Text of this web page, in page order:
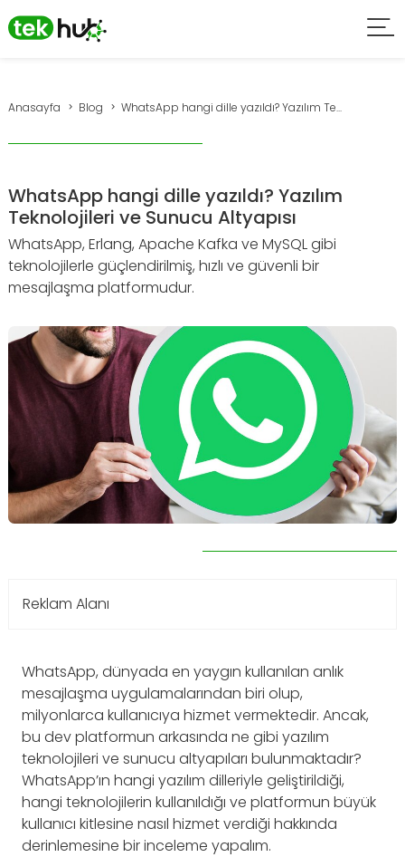
Anasayfa Blog WhatsApp hangi dille yazıldı? Yazılım Te...
WhatsApp hangi dille yazıldı? Yazılım
Teknolojileri ve Sunucu Altyapısı
WhatsApp, Erlang, Apache Kafka ve MySQL gibi
teknolojilerle güçlendirilmiş, hızlı ve güvenli bir
mesajlaşma platformudur.
Reklam Alanı
WhatsApp, dünyada en yaygın kullanılan anlık
mesajlaşma uygulamalarından biri olup,
milyonlarca kullanıcıya hizmet vermektedir. Ancak,
bu dev platformun arkasında ne gibi yazılım
teknolojileri ve sunucu altyapıları bulunmaktadır?
WhatsApp’ın hangi yazılım dilleriyle geliştirildiği,
hangi teknolojilerin kullanıldığı ve platformun büyük
kullanıcı kitlesine nasıl hizmet verdiği hakkında
derinlemesine bir inceleme yapalım.